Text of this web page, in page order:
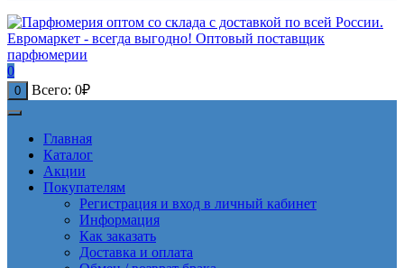
0
0 Всего: 0₽
Главная
Каталог
Акции
Покупателям
Регистрация и вход в личный кабинет
Информация
Как заказать
Доставка и оплата